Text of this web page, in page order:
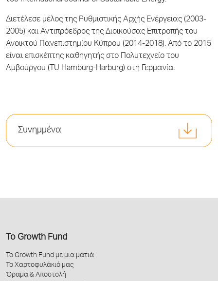
Διετέλεσε μέλος της Ρυθμιστικής Αρχής Ενέργειας (2003-
2005) και Αντιπρόεδρος της Διοικούσας Επιτροπής του
Ανοικτού Πανεπιστημίου Κύπρου (2014-2018). Από το 2015
είναι επισκέπτης καθηγητής στο Πολυτεχνείο του
Αμβούργου (TU Hamburg-Harburg) στη Γερμανία.
Συνημμένα
Το Growth Fund
Το Growth Fund με μια ματιά
Το Χαρτοφυλάκιό μας
Όραμα & Αποστολή